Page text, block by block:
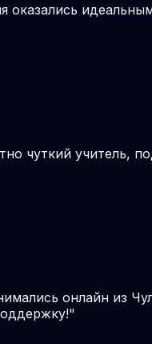
оказались
чуткий учитель,
онлайн из
"